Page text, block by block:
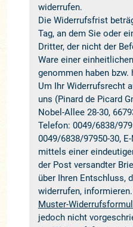
widerrufen.
Die Widerrufsfrist
Tag, an dem Sie oder
Dritter, der nicht der
Ware einer
genommen haben bzw.
Um Ihr Widerrufsrecht
uns (Pinard de Picard
Nobel-Allee 28-30,
Telefon: 0049/6838/
0049/6838/97950-30,
mittels einer
der Post versandter
über Ihren Entschluss,
widerrufen,
Muster-
jedoch nicht